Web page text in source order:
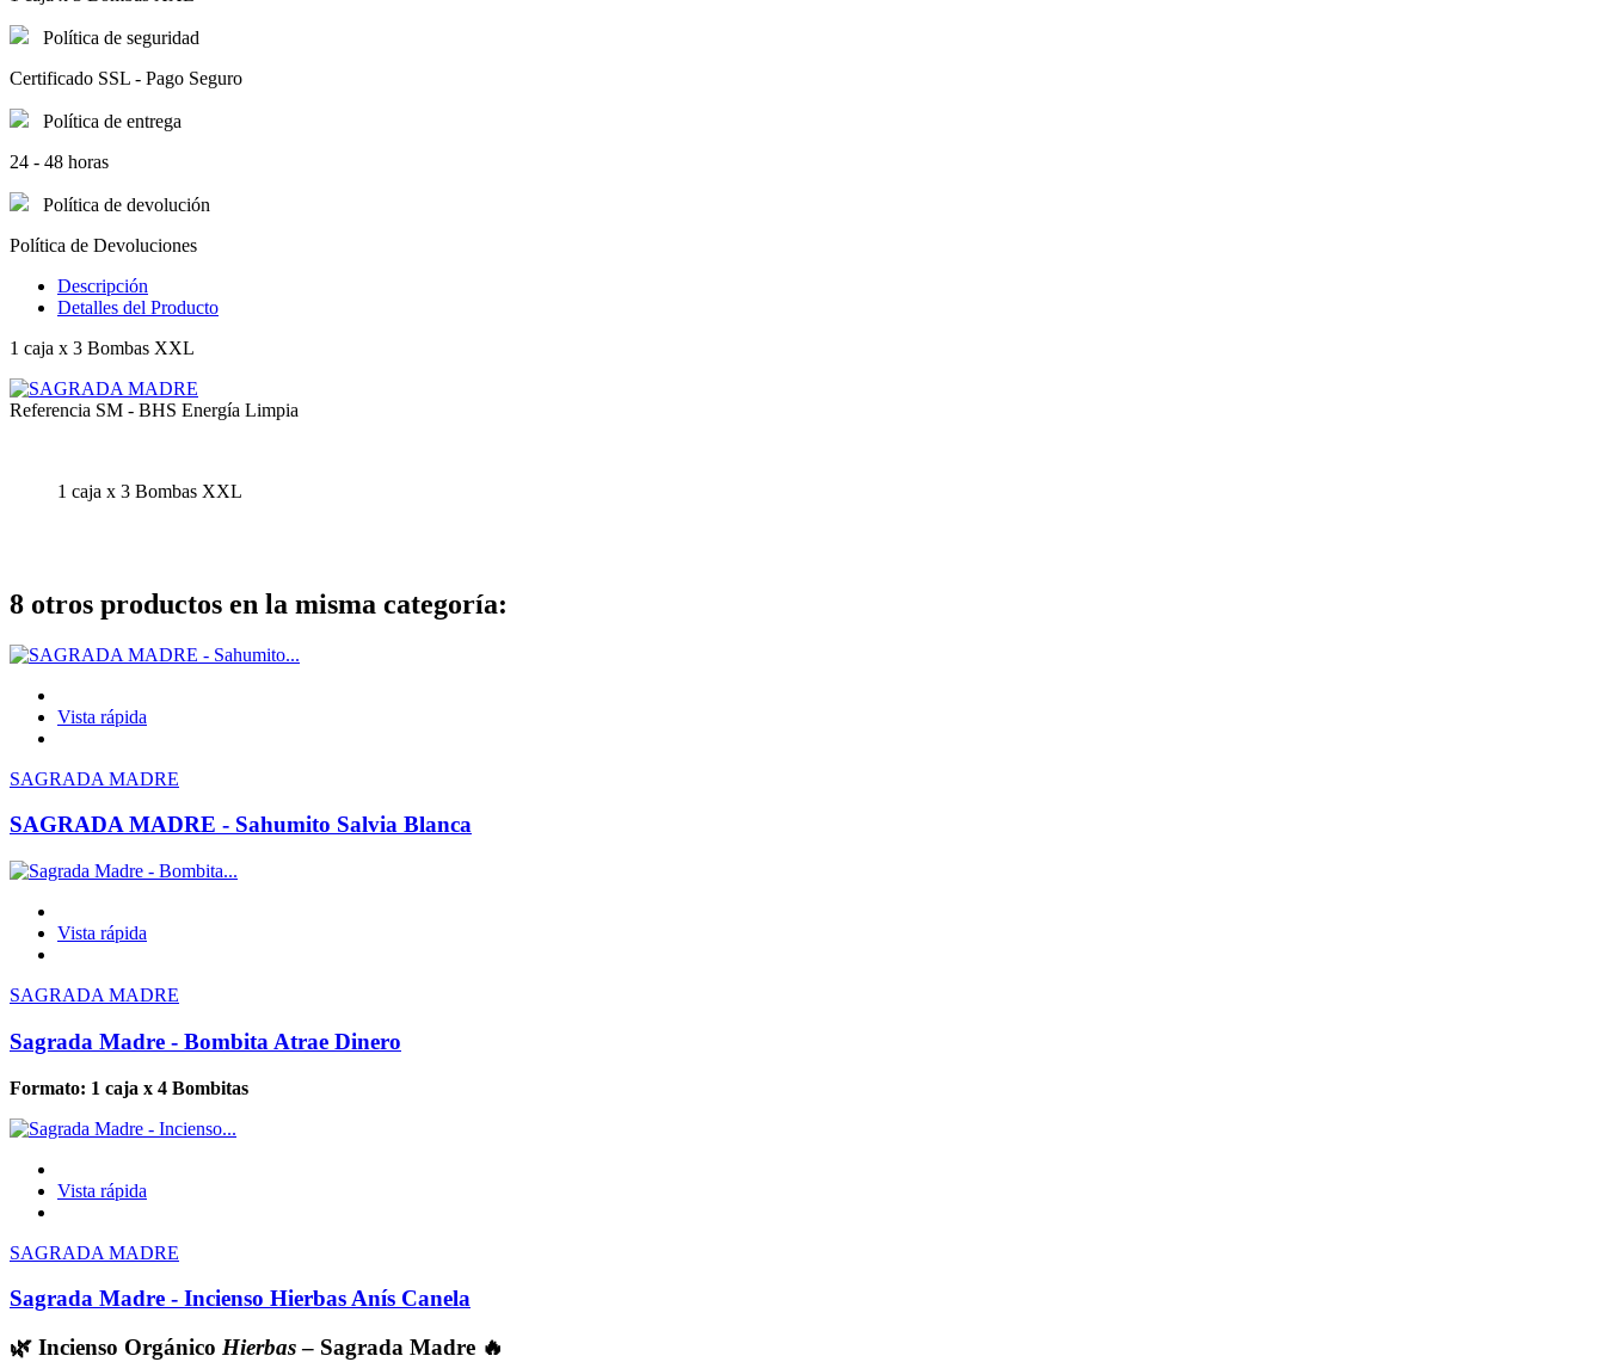
Política de seguridad
Certificado SSL - Pago Seguro
Política de entrega
24 - 48 horas
Política de devolución
Política de Devoluciones
Descripción
Detalles del Producto
1 caja x 3 Bombas XXL
Referencia SM - BHS Energía Limpia
1 caja x 3 Bombas XXL
8 otros productos en la misma categoría:
Vista rápida
SAGRADA MADRE
SAGRADA MADRE - Sahumito Salvia Blanca
Vista rápida
SAGRADA MADRE
Sagrada Madre - Bombita Atrae Dinero
Formato: 1 caja x 4 Bombitas
Vista rápida
SAGRADA MADRE
Sagrada Madre - Incienso Hierbas Anís Canela
🌿 Incienso Orgánico Hierbas– Sagrada Madre 🔥